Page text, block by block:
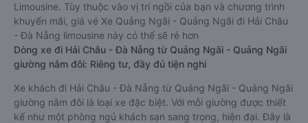
Limousine. Tùy thuộc vào vị trí ngồi của bạn và chương trình
khuyến mãi, giá vé Xe Quảng Ngãi - Quảng Ngãi đi Hải Châu
- Đà Nẵng limousine này có thể sẽ rẻ hơn
Dòng xe đi Hải Châu - Đà Nẵng từ Quảng Ngãi - Quảng Ngãi
giường nằm đôi: Riêng tư, đầy đủ tiện nghi
Xe khách đi Hải Châu - Đà Nẵng từ Quảng Ngãi - Quảng Ngãi
giường nằm đôi là loại xe đặc biệt. Với mỗi giường được thiết
kế như một phòng ngủ khách sạn sang trọng, hiện đại. Đây là